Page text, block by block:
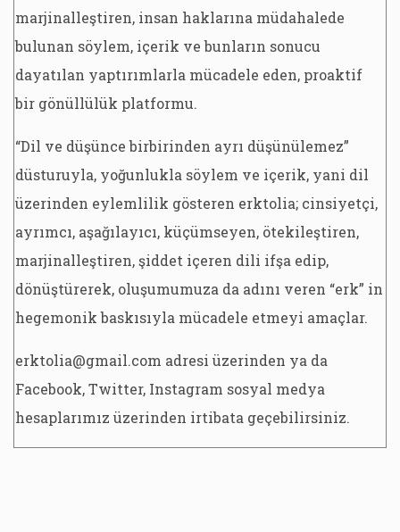
marjinalleştiren, insan haklarına müdahalede
bulunan söylem, içerik ve bunların sonucu
dayatılan yaptırımlarla mücadele eden, proaktif
bir gönüllülük platformu.
“Dil ve düşünce birbirinden ayrı düşünülemez”
düsturuyla, yoğunlukla söylem ve içerik, yani dil
üzerinden eylemlilik gösteren erktolia; cinsiyetçi,
ayrımcı, aşağılayıcı, küçümseyen, ötekileştiren,
marjinalleştiren, şiddet içeren dili ifşa edip,
dönüştürerek, oluşumumuza da adını veren “erk” in
hegemonik baskısıyla mücadele etmeyi amaçlar.
erktolia@gmail.com adresi üzerinden ya da
Facebook, Twitter, Instagram sosyal medya
hesaplarımız üzerinden irtibata geçebilirsiniz.